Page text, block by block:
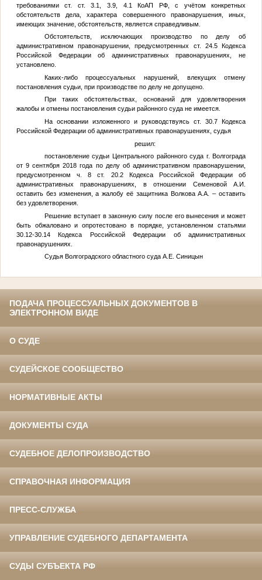
требованиями ст. ст. 3.1, 3.9, 4.1 КоАП РФ, с учётом конкретных
обстоятельств дела, характера совершенного правонарушения, иных,
имеющих значение, обстоятельств, является справедливым.
Обстоятельств, исключающих производство по делу об
административном правонарушении, предусмотренных ст. 24.5 Кодекса
Российской Федерации об административных правонарушениях, не
установлено.
Каких-либо процессуальных нарушений, влекущих отмену
постановления судьи, при производстве по делу не допущено.
При таких обстоятельствах, оснований для удовлетворения
жалобы и отмены постановления судьи районного суда не имеется.
На основании изложенного и руководствуясь ст. 30.7 Кодекса
Российской Федерации об административных правонарушениях, судья
решил:
постановление судьи Центрального районного суда г. Волгограда
от 9 сентября 2018 года по делу об административном правонарушении,
предусмотренном ч. 8 ст. 20.2 Кодекса Российской Федерации об
административных правонарушениях, в отношении Семеновой А.И.
оставить без изменения, а жалобу её защитника Волкова А.А.
– оставить
без удовлетворения.
Решение вступает в законную силу после его вынесения и может
быть обжаловано и опротестовано в порядке, установленном статьями
30.12-30.14 Кодекса Российской Федерации об административных
правонарушениях.
Судья Волгоградского областного суда А.Е. Синицын
ПОДАЧА ПРОЦЕССУАЛЬНЫХ ДОКУМЕНТОВ В
ЭЛЕКТРОННОМ ВИДЕ
О СУДЕ
СУДЕЙСКОЕ СООБЩЕСТВО
НОРМАТИВНЫЕ АКТЫ
ДОКУМЕНТЫ СУДА
СУДЕБНОЕ ДЕЛОПРОИЗВОДСТВО
СПРАВОЧНАЯ ИНФОРМАЦИЯ
ПРЕСС-СЛУЖБА
УПРАВЛЕНИЕ СУДЕБНОГО ДЕПАРТАМЕНТА
СУДЫ СУБЪЕКТА РФ